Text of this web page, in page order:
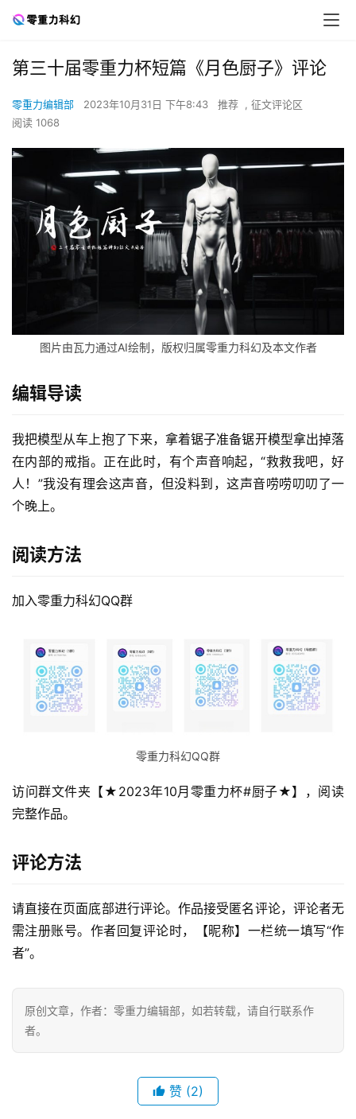
零
力
科
幻
第三十届零重力杯短篇《月色厨子》评论
零重力编辑部 2023年10月31日 下午8:43 推荐 , 征文评论区
阅读 1068
图片由瓦力通过AI绘制，版权归属零重力科幻及本文作者
编辑导读
我把模型从车上抱了下来，拿着锯子准备锯开模型拿出掉落
在内部的戒指。正在此时，有个声音响起，“救救我吧，好
人！”我没有理会这声音，但没料到，这声音唠唠叨叨了一
个晚上。
阅读方法
加入零重力科幻QQ群
零重力科幻QQ群
访问群文件夹【★2023年10月零重力杯#厨子★】，阅读
完整作品。
评论方法
请直接在页面底部进行评论。作品接受匿名评论，评论者无
需注册账号。作者回复评论时，【昵称】一栏统一填写“作
者”。
原创文章，作者：零重力编辑部，如若转载，请自行联系作
者。
赞 (2)